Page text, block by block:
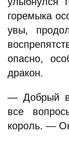
горемыка
увы,
опасно,
дракон.
— Добрый
все
король. — Он